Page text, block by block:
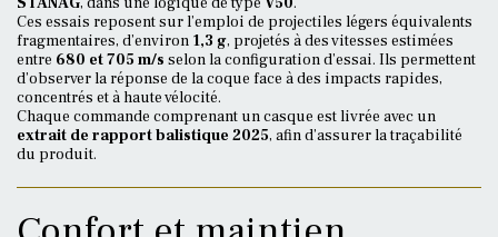
Ces essais reposent sur l’emploi de projectiles légers équivalents
fragmentaires, d’environ 1,3 g, projetés à des vitesses estimées
entre 680 et 705 m/s selon la configuration d’essai. Ils permettent
d’observer la réponse de la coque face à des impacts rapides,
concentrés et à haute vélocité.
Chaque commande comprenant un casque est livrée avec un
extrait de rapport balistique 2025, afin d’assurer la traçabilité
du produit.